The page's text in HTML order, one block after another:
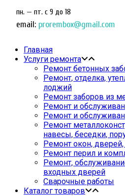
пн. — пт. c 9 до 18
email: prorembox@gmail.com
Главная
Услуги ремонта
Ремонт бетонных
Ремонт, отделка,
лоджий
Ремонт заборов из
Ремонт и
Ремонт и
Ремонт
навесы, беседки,
Ремонт окон,
Ремонт перил и
Ремонт,
входных дверей
Сварочные работы
Каталог товаров